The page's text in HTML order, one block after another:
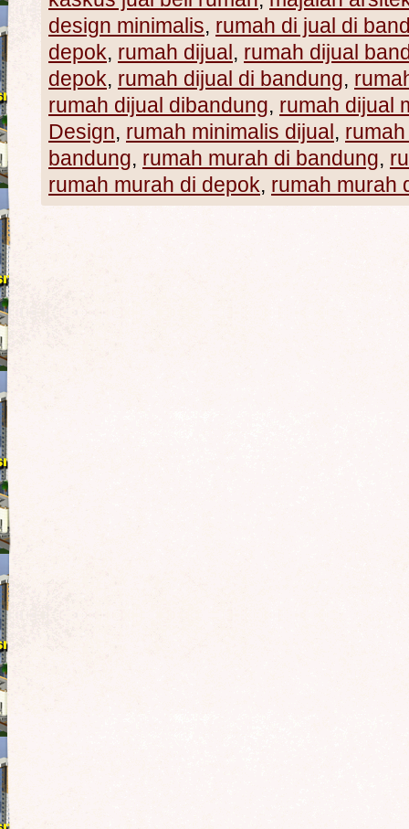
design minimalis, rumah di jual di
depok, rumah dijual, rumah dijual
depok, rumah dijual di bandung,
rumah dijual dibandung, rumah dijual
Design, rumah minimalis dijual,
bandung, rumah murah di bandung,
rumah murah di depok, rumah murah